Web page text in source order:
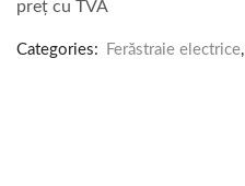
preț cu TVA
Categories: Ferăstraie electrice,